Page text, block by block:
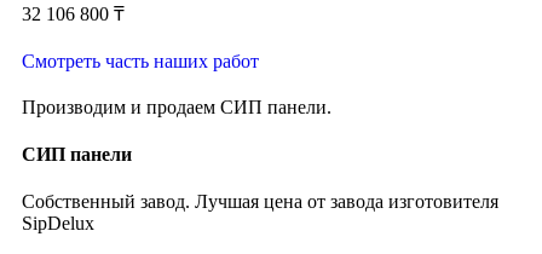
32 106 800 ₸
Смотреть часть наших работ
Производим и продаем СИП панели.
СИП панели
Собственный завод. Лучшая цена от завода изготовителя
SipDelux